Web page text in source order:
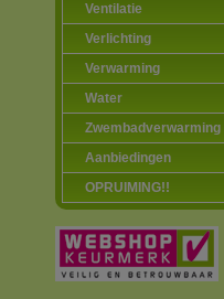
Ventilatie
Verlichting
Verwarming
Water
Zwembadverwarming
Aanbiedingen
OPRUIMING!!